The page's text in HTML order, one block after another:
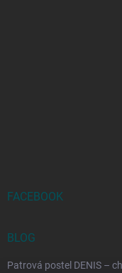
FACEBOOK
BLOG
Patrová postel DENIS –